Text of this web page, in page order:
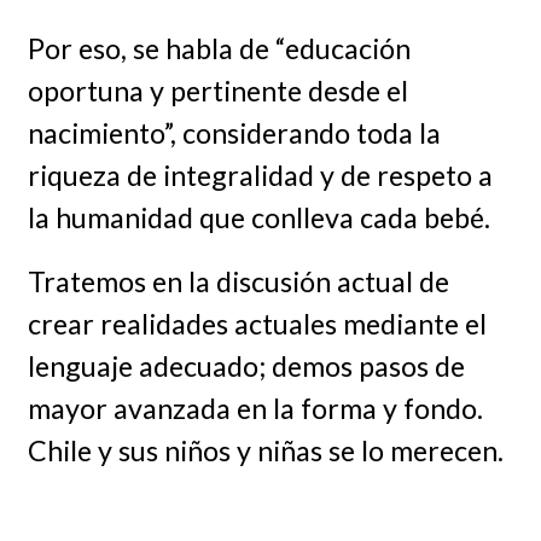
Por eso, se habla de “educación
oportuna y pertinente desde el
nacimiento”, considerando toda la
riqueza de integralidad y de respeto a
la humanidad que conlleva cada bebé.
Tratemos en la discusión actual de
crear realidades actuales mediante el
lenguaje adecuado; demos pasos de
mayor avanzada en la forma y fondo.
Chile y sus niños y niñas se lo merecen.